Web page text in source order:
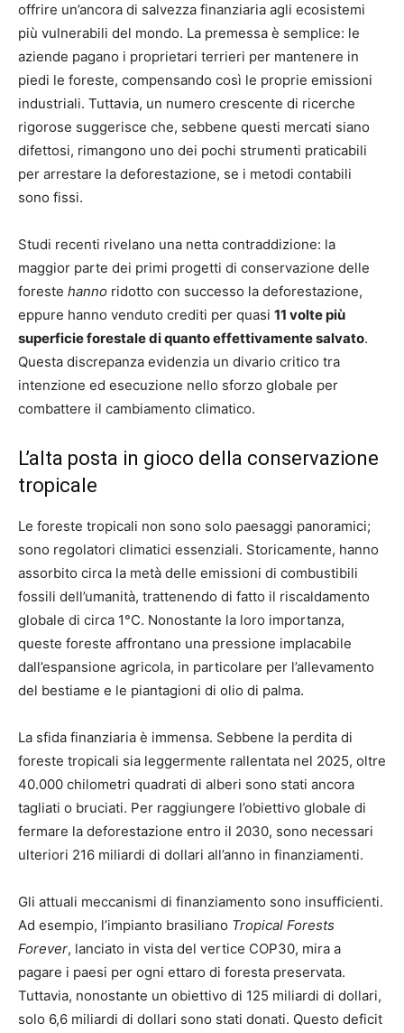
offrire un’ancora di salvezza finanziaria agli ecosistemi
più vulnerabili del mondo. La premessa è semplice: le
aziende pagano i proprietari terrieri per mantenere in
piedi le foreste, compensando così le proprie emissioni
industriali. Tuttavia, un numero crescente di ricerche
rigorose suggerisce che, sebbene questi mercati siano
difettosi, rimangono uno dei pochi strumenti praticabili
per arrestare la deforestazione, se i metodi contabili
sono fissi.
Studi recenti rivelano una netta contraddizione: la
maggior parte dei primi progetti di conservazione delle
foreste hanno ridotto con successo la deforestazione,
eppure hanno venduto crediti per quasi 11 volte più
superficie forestale di quanto effettivamente salvato.
Questa discrepanza evidenzia un divario critico tra
intenzione ed esecuzione nello sforzo globale per
combattere il cambiamento climatico.
L’alta posta in gioco della conservazione
tropicale
Le foreste tropicali non sono solo paesaggi panoramici;
sono regolatori climatici essenziali. Storicamente, hanno
assorbito circa la metà delle emissioni di combustibili
fossili dell’umanità, trattenendo di fatto il riscaldamento
globale di circa 1°C. Nonostante la loro importanza,
queste foreste affrontano una pressione implacabile
dall’espansione agricola, in particolare per l’allevamento
del bestiame e le piantagioni di olio di palma.
La sfida finanziaria è immensa. Sebbene la perdita di
foreste tropicali sia leggermente rallentata nel 2025, oltre
40.000 chilometri quadrati di alberi sono stati ancora
tagliati o bruciati. Per raggiungere l’obiettivo globale di
fermare la deforestazione entro il 2030, sono necessari
ulteriori 216 miliardi di dollari all’anno in finanziamenti.
Gli attuali meccanismi di finanziamento sono insufficienti.
Ad esempio, l’impianto brasiliano Tropical Forests
Forever, lanciato in vista del vertice COP30, mira a
pagare i paesi per ogni ettaro di foresta preservata.
Tuttavia, nonostante un obiettivo di 125 miliardi di dollari,
solo 6,6 miliardi di dollari sono stati donati. Questo deficit